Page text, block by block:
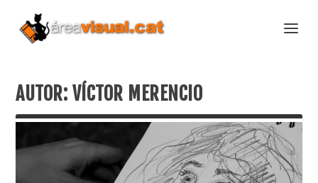
AUTOR: VÍCTOR MERENCIO